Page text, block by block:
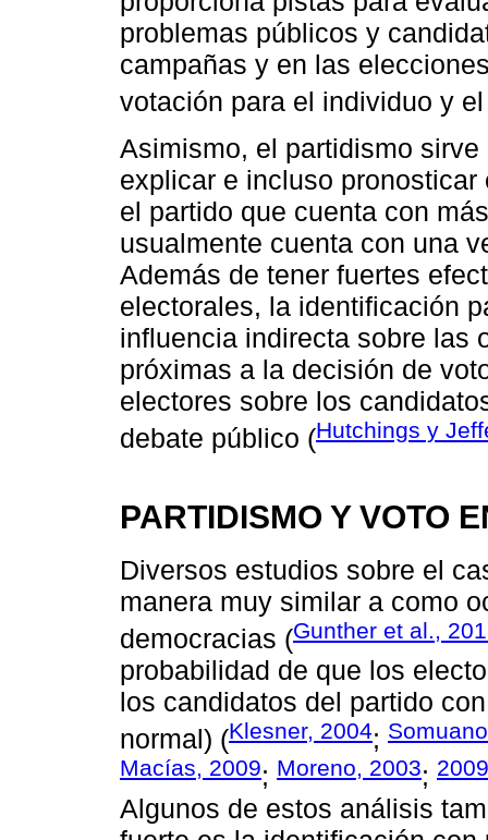
problemas públicos y
campañas y en las
votación para el individuo y
Asimismo, el partidismo
explicar e incluso
el partido que cuenta con
usualmente cuenta con una
Además de tener fuertes
electorales, la identificación
influencia indirecta sobre las
próximas a la decisión de
electores sobre los
debate público (Hutchings y
PARTIDISMO Y VOTO
Diversos estudios sobre el
manera muy similar a como
democracias (Gunther et al.,
probabilidad de que los
los candidatos del partido
normal) (Klesner, 2004;
Macías, 2009; Moreno, 2003;
Algunos de estos análisis